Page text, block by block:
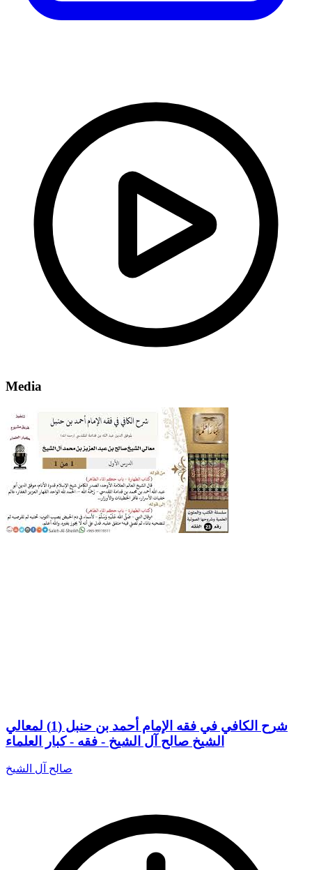
Media
شرح الكافي في فقه الإمام أحمد بن حنبل (1) لمعالي
الشيخ صالح آل الشيخ - فقه - كبار العلماء
صالح آل الشيخ